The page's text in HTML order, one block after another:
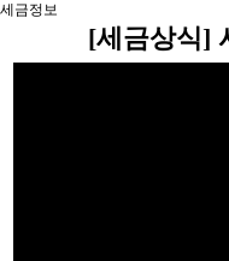
세금정보
[세금상식]